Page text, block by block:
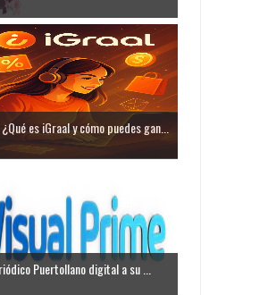
es iGraal y cómo puedes gan...
Puertollano digital a su ...